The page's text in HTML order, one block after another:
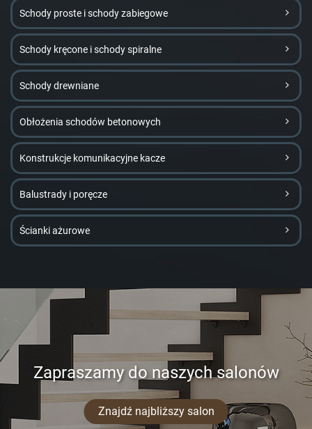
Schody proste i schody zabiegowe
Schody kręcone i schody spiralne
Schody drewniane
Obłożenia schodów betonowych
Konstrukcje komunikacyjne kacze
Balustrady i poręcze
Ścianki ażurowe
Zapraszamy do naszych salonów
Znajdź najbliższy salon